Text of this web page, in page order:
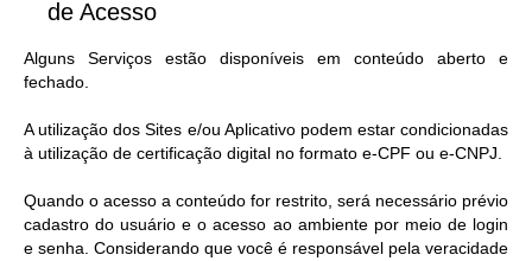
de Acesso​
Alguns Serviços estão disponíveis em conteúdo aberto e
fechado.
A utilização dos Sites e/ou Aplicativo podem estar condicionadas
à utilização de certificação digital no formato e-CPF ou e-CNPJ.
Quando o acesso a conteúdo for restrito, será necessário prévio
cadastro do usuário e o acesso ao ambiente por meio de login
e senha. Considerando que você é responsável pela veracidade